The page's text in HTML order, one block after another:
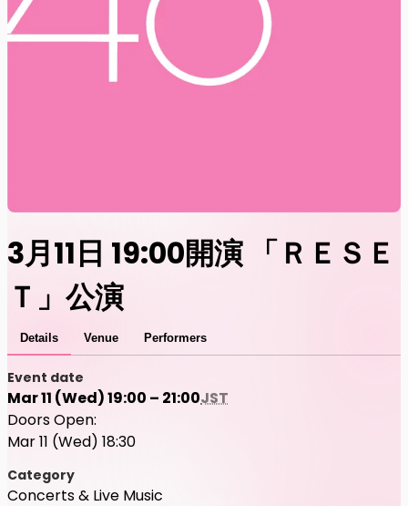
3月11日 19:00開演 「ＲＥＳＥ
Ｔ」公演
Details Venue Performers
Event date
Mar 11 (Wed) 19:00 – 21:00JST
Doors Open:
Mar 11 (Wed) 18:30
Category
Concerts & Live Music